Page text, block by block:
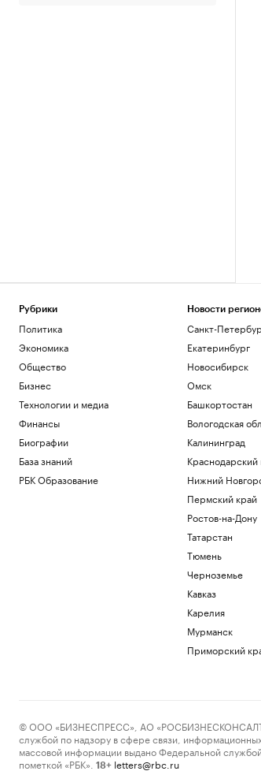
Рубрики
Политика
Экономика
Общество
Бизнес
Технологии и медиа
Финансы
Биографии
База знаний
РБК Образование
Новости
Санкт-
Екатеринбург
Новосибирск
Омск
Башкортостан
Вологодская
Калининград
Краснодарский
Нижний
Пермский край
Ростов-на-Дону
Татарстан
Тюмень
Черноземье
Кавказ
Карелия
Мурманск
Приморский
© ООО «БИЗНЕСПРЕСС», АО
службой по надзору в сфере связи,
массовой информации выдано Федеральной
пометкой «РБК».
18+ letters@rbc.ru